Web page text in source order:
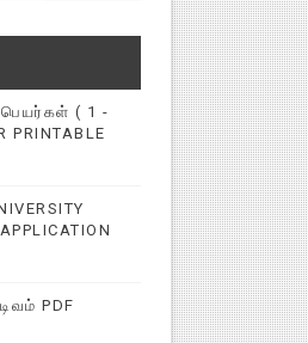
( 1 -
PRINTABLE
PDF